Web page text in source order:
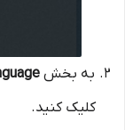
به بخش
کلیک کنید.